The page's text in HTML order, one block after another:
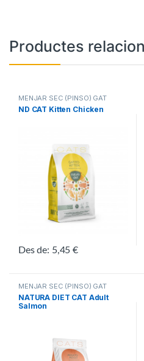
Productes
MENJAR SEC (PINSO) GAT
ND CAT Kitten Chicken
Des de: 5,45€
MENJAR SEC (PINSO) GAT
NATURA DIET CAT Adult
Salmon